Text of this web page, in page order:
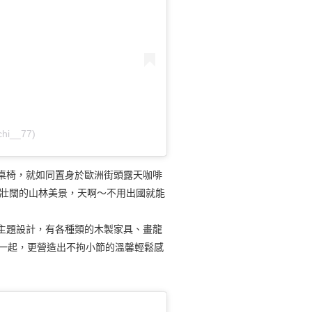
椅，就如同置身於歐洲街頭露天咖啡
闊的山林美景，天啊～不用出國就能
題設計，有各種類的木製家具、畫龍
起，更營造出不拘小節的溫馨輕鬆感